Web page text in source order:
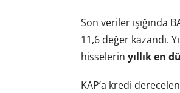
Son veriler ışığında
11,6 değer kazandı.
hisselerin yıllık en
KAP’a kredi